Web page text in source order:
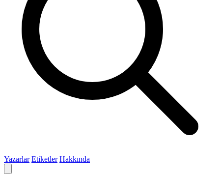
Yazarlar Etiketler Hakkında